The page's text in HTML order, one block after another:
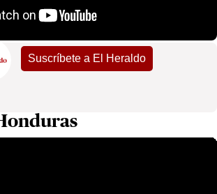
Suscríbete a El Heraldo